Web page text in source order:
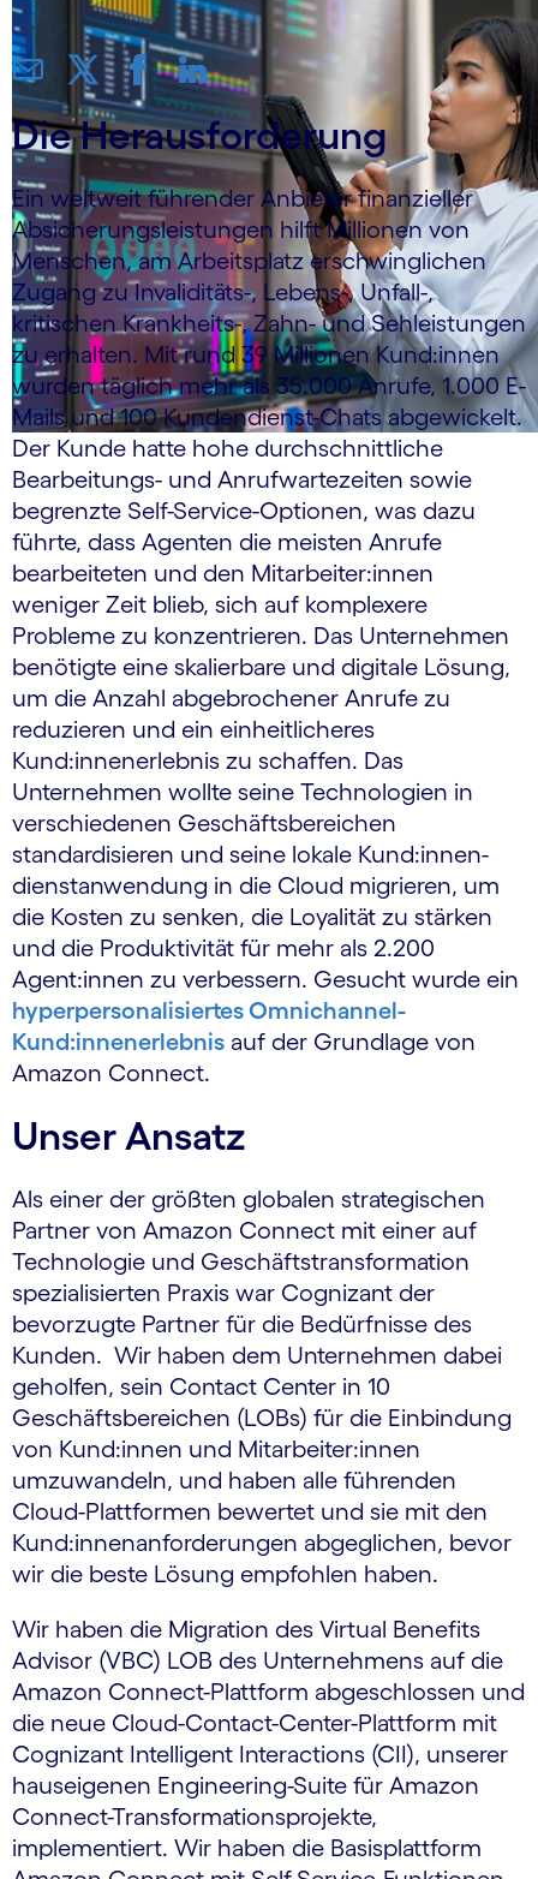
Die Herausforderung
Ein weltweit führender Anbieter finanzieller
Absicherungs­leistungen hilft Millionen von
Menschen, am Arbeitsplatz erschwinglichen
Zugang zu Invaliditäts-, Lebens-, Unfall-,
kritischen Krankheits-, Zahn- und Sehleistungen
zu erhalten. Mit rund 39 Millionen Kund:innen
wurden täglich mehr als 35.000 Anrufe, 1.000 E-
Mails und 100 Kunden­dienst-Chats abgewickelt.
Der Kunde hatte hohe durchschnittliche
Bearbeitungs- und Anrufwartezeiten sowie
begrenzte Self-Service-Optionen, was dazu
führte, dass Agenten die meisten Anrufe
bearbei­teten und den Mitarbeiter:innen
weniger Zeit blieb, sich auf komplexere
Probleme zu konzentrieren. Das Unternehmen
benötigte eine skalierbare und digitale Lösung,
um die Anzahl abgebrochener Anrufe zu
reduzieren und ein einheitlicheres
Kund:innenerlebnis zu schaffen. Das
Unternehmen wollte seine Technologien in
verschie­denen Geschäfts­bereichen
standardisieren und seine lokale Kund:innen­
dienst­anwendung in die Cloud migrieren, um
die Kosten zu senken, die Loyalität zu stärken
und die Produktivität für mehr als 2.200
Agent:innen zu verbessern. Gesucht wurde ein
hyperpersonalisiertes Omnichannel-
Kund:innen­erlebnis auf der Grundlage von
Amazon Connect.
Unser Ansatz
Als einer der größten globalen strategischen
Partner von Amazon Connect mit einer auf
Technologie und Geschäftstransformation
spezialisierten Praxis war Cognizant der
bevorzugte Partner für die Bedürfnisse des
Kunden. Wir haben dem Unternehmen dabei
geholfen, sein Contact Center in 10
Geschäftsbereichen (LOBs) für die Einbindung
von Kund:innen und Mitarbeiter:innen
umzuwandeln, und haben alle führenden
Cloud-Plattformen bewertet und sie mit den
Kund:innen­anforderungen abgeglichen, bevor
wir die beste Lösung empfohlen haben.
Wir haben die Migration des Virtual Benefits
Advisor (VBC) LOB des Unternehmens auf die
Amazon Connect-Plattform abgeschlossen und
die neue Cloud-Contact-Center-Plattform mit
Cognizant Intelligent Interactions (CII), unserer
hauseigenen Engineering-Suite für Amazon
Connect-Transformations­projekte,
implementiert. Wir haben die Basisplattform